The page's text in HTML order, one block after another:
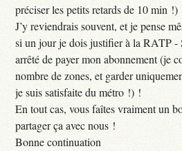
préciser les petits retards de 10 min !)
J’y reviendrais souvent, et je pense
si un jour je dois justifier à la RATP -
arrêté de payer mon abonnement (je
nombre de zones, et garder
je suis satisfaite du métro !) !
En tout cas, vous faîtes vraiment un
partager ça avec nous !
Bonne continuation